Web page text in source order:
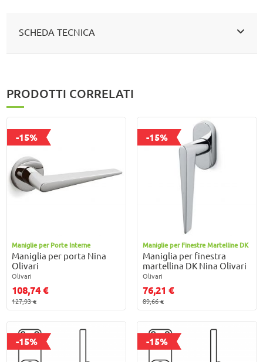
SCHEDA TECNICA
PRODOTTI CORRELATI
-15%
Maniglie per Porte Interne
Maniglia per porta Nina
Olivari
Olivari
108,74 €
127,93 €
-15%
Maniglie per Finestre Martelline DK
Maniglia per finestra
martellina DK Nina Olivari
Olivari
76,21 €
89,66 €
-15% -15%